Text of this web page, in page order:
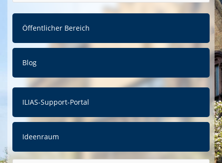
Öffentlicher Bereich
Blog
ILIAS-Support-Portal
Ideenraum